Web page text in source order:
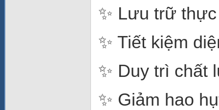
✨ Lưu trữ
✨ Tiết kiệm
✨ Duy trì chất
✨ Giảm hao